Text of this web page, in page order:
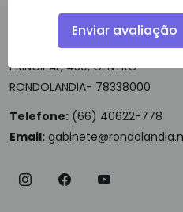
PRINCIPAL, 450, CENTRO
RONDOLANDIA- 78338000
Telefone: (66) 40622-778
Email:
Enviar avaliação